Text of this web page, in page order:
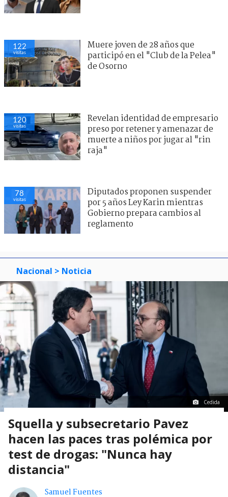
122
visitas
Muere joven de 28 años que
participó en el "Club de la Pelea"
de Osorno
120
visitas
Revelan identidad de empresario
preso por retener y amenazar de
muerte a niños por jugar al "rin
raja"
78
visitas
Diputados proponen suspender
por 5 años Ley Karin mientras
Gobierno prepara cambios al
reglamento
Nacional > Noticia
Cedida
Squella y subsecretario Pavez
hacen las paces tras polémica por
test de drogas: "Nunca hay
distancia"
Samuel Fuentes